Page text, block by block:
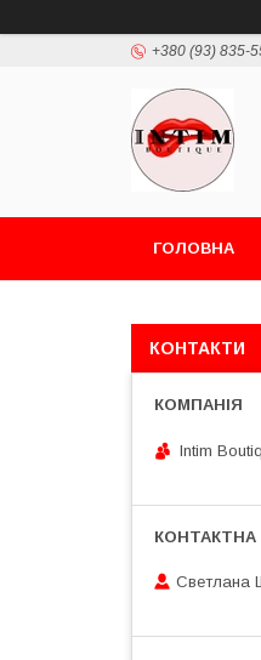
+380 (93) 835-
ГОЛОВНА
КОНТАКТИ
Intim
Светлана